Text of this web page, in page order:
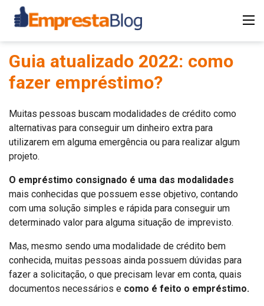
Guia atualizado 2022: como
fazer empréstimo?
Muitas pessoas buscam modalidades de crédito como
alternativas para conseguir um dinheiro extra para
utilizarem em alguma emergência ou para realizar algum
projeto.
O empréstimo consignado é uma das modalidades
mais conhecidas que possuem esse objetivo, contando
com uma solução simples e rápida para conseguir um
determinado valor para alguma situação de imprevisto.
Mas, mesmo sendo uma modalidade de crédito bem
conhecida, muitas pessoas ainda possuem dúvidas para
fazer a solicitação, o que precisam levar em conta, quais
documentos necessários e como é feito o empréstimo.